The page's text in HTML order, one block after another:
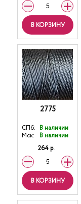
В КОРЗИНУ
2775
СПб: В наличии
Мск:
В наличии
264 р.
В КОРЗИНУ